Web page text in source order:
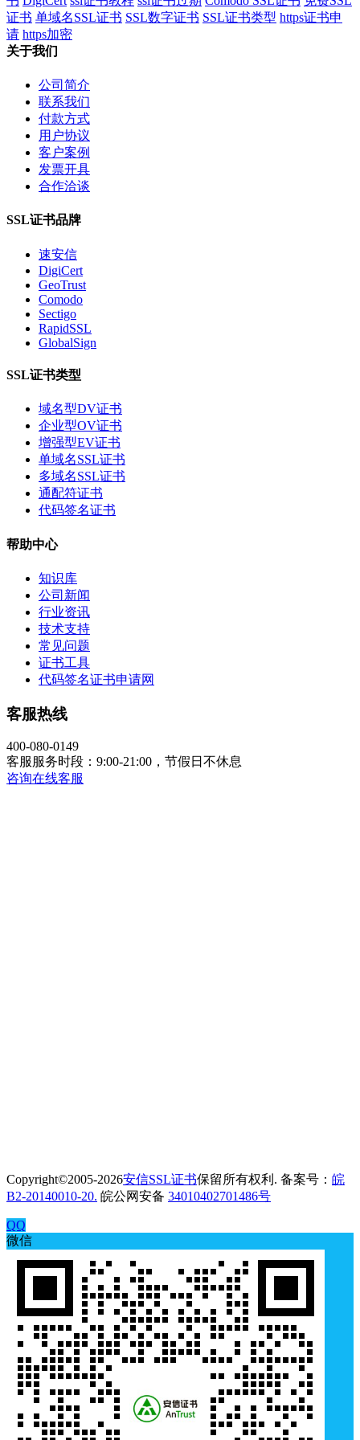
证书 单域名SSL证书 SSL数字证书 SSL证书类型 https证书申
请 https加密
关于我们
公司简介
联系我们
付款方式
用户协议
客户案例
发票开具
合作洽谈
SSL证书品牌
速安信
DigiCert
GeoTrust
Comodo
Sectigo
RapidSSL
GlobalSign
SSL证书类型
域名型DV证书
企业型OV证书
增强型EV证书
单域名SSL证书
多域名SSL证书
通配符证书
代码签名证书
帮助中心
知识库
公司新闻
行业资讯
技术支持
常见问题
证书工具
代码签名证书申请网
客服热线
400-080-0149
客服服务时段：9:00-21:00，节假日不休息
咨询在线客服
Copyright©2005-2026安信SSL证书保留所有权利. 备案号： 皖
B2-20140010-20. 皖公网安备 34010402701486号
QQ
微信